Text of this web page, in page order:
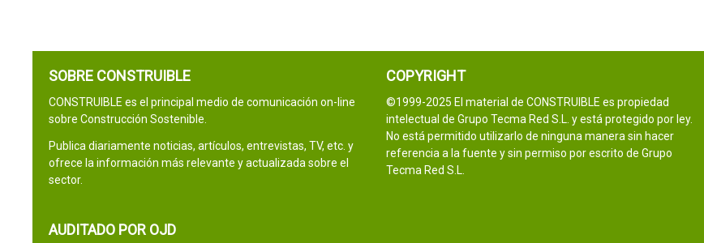
SOBRE CONSTRUIBLE
CONSTRUIBLE es el principal medio de comunicación on-line
sobre Construcción Sostenible.
Publica diariamente noticias, artículos, entrevistas, TV, etc. y
ofrece la información más relevante y actualizada sobre el
sector.
AUDITADO POR OJD
COPYRIGHT
©1999-2025 El material de CONSTRUIBLE es propiedad
intelectual de Grupo Tecma Red S.L. y está protegido por ley.
No está permitido utilizarlo de ninguna manera sin hacer
referencia a la fuente y sin permiso por escrito de Grupo
Tecma Red S.L.